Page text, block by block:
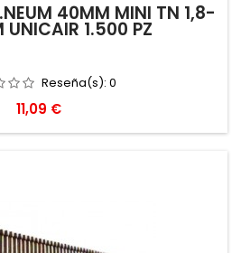
40MM MINI TN 1,8-
UNICAIR 1.500 PZ
Reseña(s): 0
Precio
11,09 €